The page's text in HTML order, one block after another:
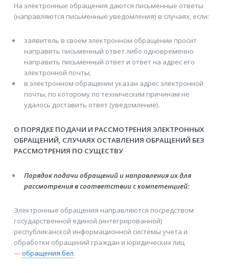
На электронные обращения даются письменные ответы
(направляются письменные уведомления) в случаях, если:
заявитель в своем электронном обращении просит
направить письменный ответ либо одновременно
направить письменный ответ и ответ на адрес его
электронной почты;
в электронном обращении указан адрес электронной
почты, по которому по техническим причинам не
удалось доставить ответ (уведомление).
О ПОРЯДКЕ ПОДАЧИ И РАССМОТРЕНИЯ ЭЛЕКТРОННЫХ
ОБРАЩЕНИЙ, СЛУЧАЯХ ОСТАВЛЕНИЯ ОБРАЩЕНИЙ БЕЗ
РАССМОТРЕНИЯ ПО СУЩЕСТВУ
Порядок подачи обращений и направления их для
рассмотрения в соответствии с компетенцией:
Электронные обращения направляются посредством
государственной единой (интегрированной)
республиканской информационной системы учета и
обработки обращений граждан и юридических лиц
—обращения.бел.